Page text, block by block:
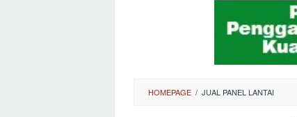
HOMEPAGE / JUAL PANEL LANTAI